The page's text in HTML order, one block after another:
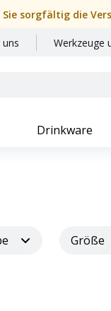
Sie sorgfältig die
Werkzeuge
Drinkware
Größe